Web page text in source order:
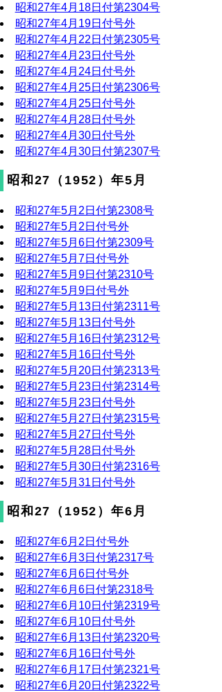
昭和27年4月18日付第2304号
昭和27年4月19日付号外
昭和27年4月22日付第2305号
昭和27年4月23日付号外
昭和27年4月24日付号外
昭和27年4月25日付第2306号
昭和27年4月25日付号外
昭和27年4月28日付号外
昭和27年4月30日付号外
昭和27年4月30日付第2307号
昭和27（1952）年5月
昭和27年5月2日付第2308号
昭和27年5月2日付号外
昭和27年5月6日付第2309号
昭和27年5月7日付号外
昭和27年5月9日付第2310号
昭和27年5月9日付号外
昭和27年5月13日付第2311号
昭和27年5月13日付号外
昭和27年5月16日付第2312号
昭和27年5月16日付号外
昭和27年5月20日付第2313号
昭和27年5月23日付第2314号
昭和27年5月23日付号外
昭和27年5月27日付第2315号
昭和27年5月27日付号外
昭和27年5月28日付号外
昭和27年5月30日付第2316号
昭和27年5月31日付号外
昭和27（1952）年6月
昭和27年6月2日付号外
昭和27年6月3日付第2317号
昭和27年6月6日付号外
昭和27年6月6日付第2318号
昭和27年6月10日付第2319号
昭和27年6月10日付号外
昭和27年6月13日付第2320号
昭和27年6月16日付号外
昭和27年6月17日付第2321号
昭和27年6月20日付第2322号